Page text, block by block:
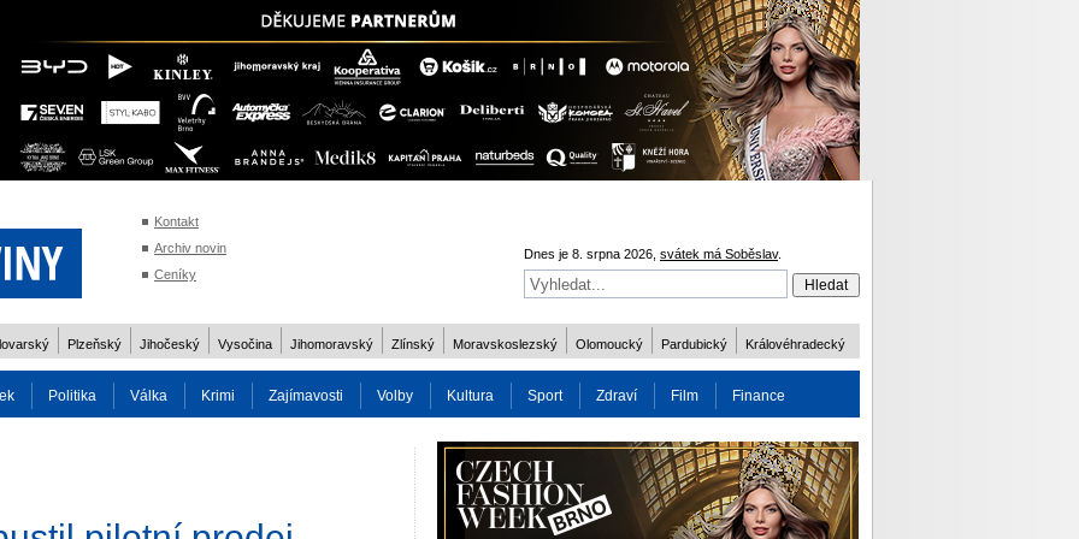
Kontakt
Archiv novin
Ceníky
Dnes je 8. srpna 2026, svátek má Soběslav.
Plzeňský Jihočeský Vysočina Jihomoravský Zlínský Moravskoslezský Olomoucký Pardubický Královéhradecký
Politika Válka Krimi Zajímavosti Volby Kultura Sport Zdraví Film Finance
Charita Osobnost Více ODM 2016